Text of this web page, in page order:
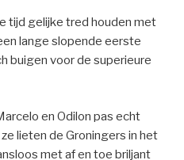
tijd gelijke tred houden met
lange slopende eerste
buigen voor de superieure
en Odilon pas echt
lieten de Groningers in het
met af en toe briljant